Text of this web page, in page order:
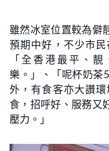
雖然冰室位置較為僻
預期中好，不少市
「全香港最平、
樂。」、「呢杯奶茶
外，有食客亦大讚
食，招呼好、服務又
壓力。」